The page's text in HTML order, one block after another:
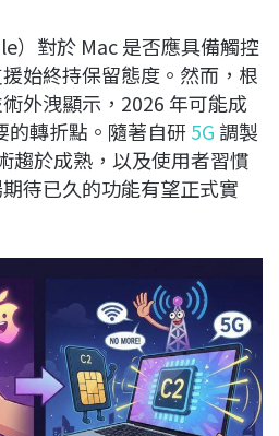
i
n
k
）對於 Mac 是否應具備觸控
始終持保留態度。然而，根
外洩顯示，2026 年可能成
的轉折點。隨著自研5G調製
趨於成熟，以及使用者習慣
待已久的功能有望正式實